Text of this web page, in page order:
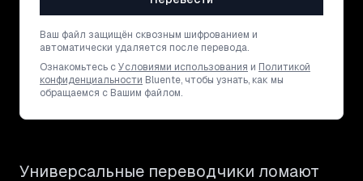
Ваш файл защищён сквозным шифрованием и
автоматически удаляется после перевода.
Ознакомьтесь сУсловиями использования и Политикой
конфиденциальности Bluente, чтобы узнать, как мы
обращаемся с Вашим файлом.
Универсальные переводчики ломают